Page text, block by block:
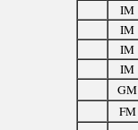
IM
IM
IM
IM
GM
FM